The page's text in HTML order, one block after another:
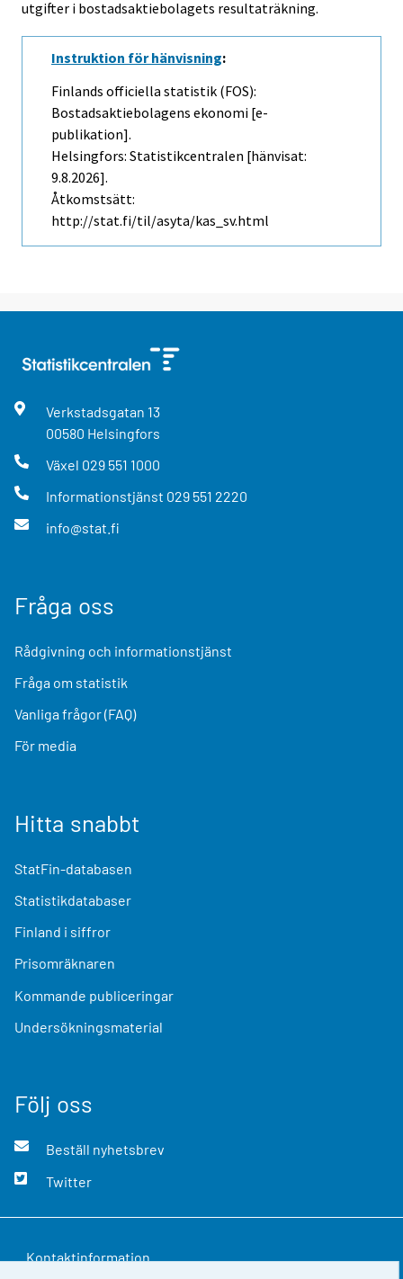
utgifter i bostadsaktiebolagets resultaträkning.
Instruktion för hänvisning:
Finlands officiella statistik (FOS):
Bostadsaktiebolagens ekonomi [e-
publikation].
Helsingfors: Statistikcentralen [hänvisat:
9.8.2026].
Åtkomstsätt:
http://stat.fi/til/asyta/kas_sv.html
Verkstadsgatan 13
00580 Helsingfors
Växel 029 551 1000
Informationstjänst 029 551 2220
info@stat.fi
Fråga oss
Rådgivning och informationstjänst
Fråga om statistik
Vanliga frågor (FAQ)
För media
Hitta snabbt
StatFin-databasen
Statistikdatabaser
Finland i siffror
Prisomräknaren
Kommande publiceringar
Undersökningsmaterial
Följ oss
Beställ nyhetsbrev
Twitter
Kontaktinformation